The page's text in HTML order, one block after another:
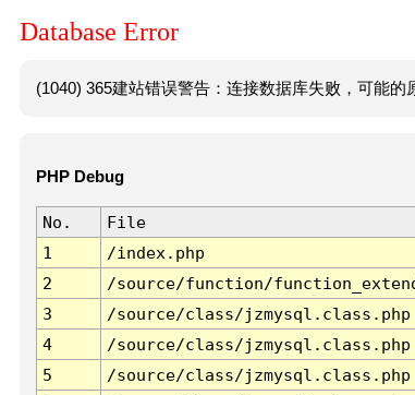
Database Error
(1040) 365建站错误警告：连接数据库失败，可能的
PHP Debug
No. File
1
/index.php
2
/source/function/
3
/source/class/jzmysql.class.php
4
/source/class/jzmysql.class.php
5
/source/class/jzmysql.class.php